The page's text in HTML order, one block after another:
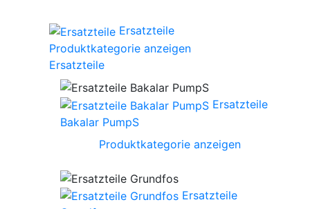
Ersatzteile
Produktkategorie anzeigen
Ersatzteile
Ersatzteile
Bakalar PumpS
Produktkategorie anzeigen
Ersatzteile